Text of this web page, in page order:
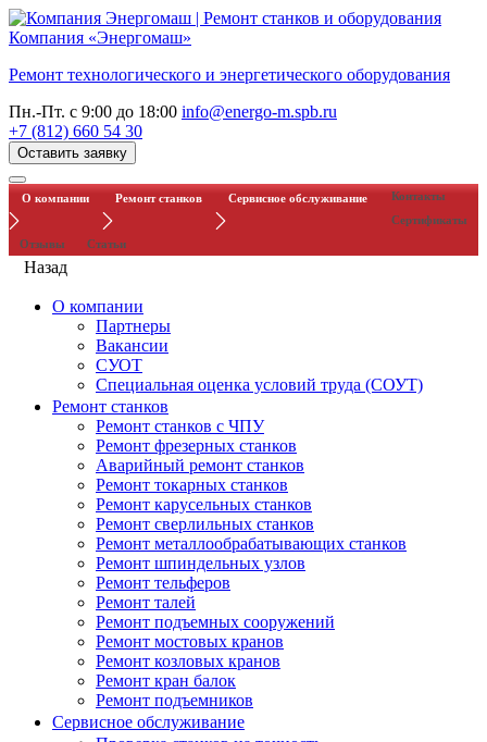
Компания «Энергомаш»
Ремонт технологического и энергетического оборудования
Пн.-Пт. с 9:00 до 18:00 info@energo-m.spb.ru
+7 (812) 660 54 30
Оставить заявку
О компании Ремонт станков Сервисное обслуживание
Контакты
Сертификаты
Отзывы
Статьи
Назад
О компании
Партнеры
Вакансии
СУОТ
Специальная оценка условий труда (СОУТ)
Ремонт станков
Ремонт станков с ЧПУ
Ремонт фрезерных станков
Аварийный ремонт станков
Ремонт токарных станков
Ремонт карусельных станков
Ремонт сверлильных станков
Ремонт металлообрабатывающих станков
Ремонт шпиндельных узлов
Ремонт тельферов
Ремонт талей
Ремонт подъемных сооружений
Ремонт мостовых кранов
Ремонт козловых кранов
Ремонт кран балок
Ремонт подъемников
Сервисное обслуживание